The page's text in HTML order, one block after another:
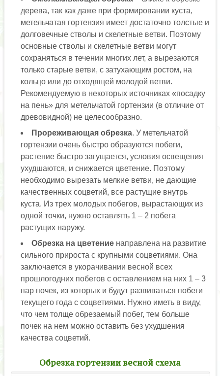
дерева, так как даже при формировании куста,
метельчатая гортензия имеет достаточно толстые и
долговечные стволы и скелетные ветви. Поэтому
основные стволы и скелетные ветви могут
сохраняться в течении многих лет, а вырезаются
только старые ветви, с затухающим ростом, на
кольцо или до отходящей молодой ветви.
Рекомендуемую в некоторых источниках «посадку
на пень» для метельчатой гортензии (в отличие от
древовидной) не целесообразно.
Прореживающая обрезка. У метельчатой
гортензии очень быстро образуются побеги,
растение быстро загущается, условия освещения
ухудшаются, и снижается цветение. Поэтому
необходимо вырезать мелкие ветви, не дающие
качественных соцветий, все растущие внутрь
куста. Из трех молодых побегов, вырастающих из
одной точки, нужно оставлять 1 – 2 побега
растущих наружу.
Обрезка на цветениенаправлена на развитие
сильного прироста с крупными соцветиями. Она
заключается в укорачивании весной всех
прошлогодних побегов с оставлением на них 1 – 3
пар почек, из которых и будут развиваться побеги
текущего года с соцветиями. Нужно иметь в виду,
что чем толще обрезаемый побег, тем больше
почек на нем можно оставить без ухудшения
качества соцветий.
Обрезка гортензии весной схема